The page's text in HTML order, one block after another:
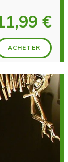
€
ACHETER